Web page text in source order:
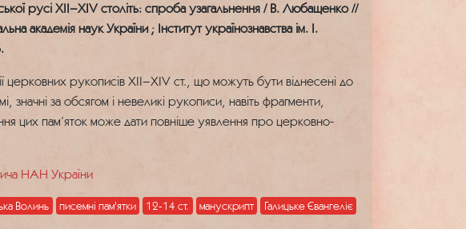
русі XII–XIV століть: спроба узагальнення / В. Любащенко //
академія наук України ; Інститут українознавства ім. І.
церковних рукописів XII–XIV ст., що можуть бути віднесені до
значні за обсягом і невеликі рукописи, навіть фрагменти,
цих пам’яток може дати повніше уявлення про церковно-
НАН України
Волинь писемні пам'ятки 12-14 ст. манускрипт
Галицьке Євангеліє